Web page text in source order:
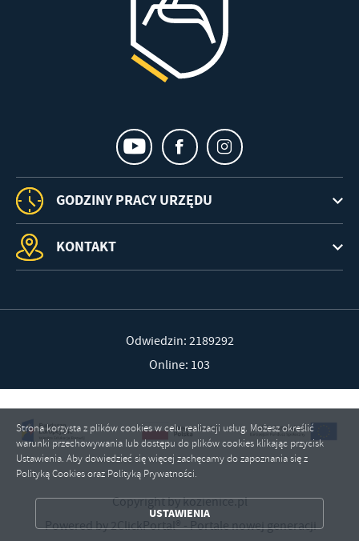
GODZINY PRACY URZĘDU
KONTAKT
Odwiedzin: 2189292
Online: 103
Copyright by kozienice.pl
Powered by2ClickPortal®- Portale nowej generacji
Strona korzysta z plików cookies w celu realizacji usług. Możesz określić
warunki przechowywania lub dostępu do plików cookies klikając przycisk
Ustawienia. Aby dowiedzieć się więcej zachęcamy do zapoznania się z
Polityką Cookies oraz Polityką Prywatności.
USTAWIENIA
ZEZWÓL NA WSZYSTKIE